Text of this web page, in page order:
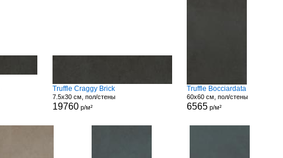
Truffle Craggy Brick
7.5x30 см, пол/стены
19760р/м²
Truffle Bocciardata
60x60 см, пол/стены
6565 р/м²